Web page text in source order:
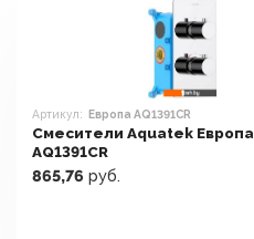
Артикул: Европа AQ1391CR
Смесители Aquatek Европа
AQ1391CR
865,76 руб.